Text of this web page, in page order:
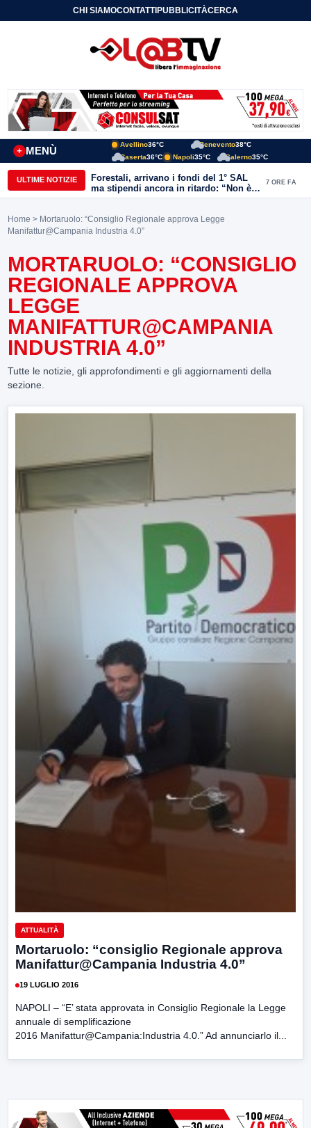
CHI SIAMOCONTATTIPUBBLICITÀCERCA
MENÙ
+
Avellino36°C Benevento38°C
Caserta36°C Napoli35°C Salerno35°C
ULTIME NOTIZIE
Forestali, arrivano i fondi del 1° SAL
ma stipendi ancora in ritardo: “Non è
più sostenibile”
7 ORE FA
Home > Mortaruolo: “Consiglio Regionale approva Legge
Manifattur@Campania Industria 4.0”
MORTARUOLO: “CONSIGLIO
REGIONALE APPROVA
LEGGE
MANIFATTUR@CAMPANIA
INDUSTRIA 4.0”
Tutte le notizie, gli approfondimenti e gli aggiornamenti della
sezione.
ATTUALITÀ
Mortaruolo: “consiglio Regionale approva
Manifattur@Campania Industria 4.0”
19 LUGLIO 2016
NAPOLI – “E’ stata approvata in Consiglio Regionale la Legge
annuale di semplificazione
2016 Manifattur@Campania:Industria 4.0.” Ad annunciarlo il...